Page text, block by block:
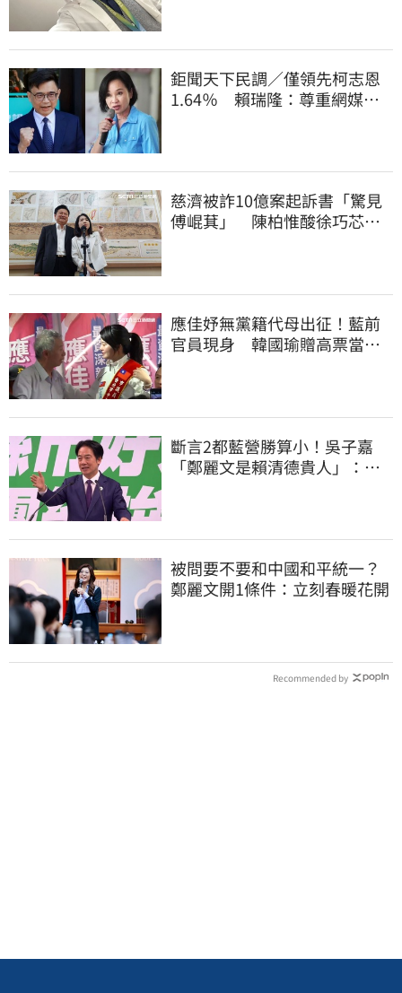
鉅聞天下民調／僅領先柯志恩
1.64％ 賴瑞隆：尊重網媒特
慈濟被詐10億案起訴書「驚見
傅崐萁」 陳柏惟酸徐巧芯：
應佳妤無黨籍代母出征！藍前
官員現身 韓國瑜贈高票當
斷言2都藍營勝算小！吳子嘉
「鄭麗文是賴清德貴人」：保
被問要不要和中國和平統一？
鄭麗文開1條件：立刻春暖花開
Recommended by